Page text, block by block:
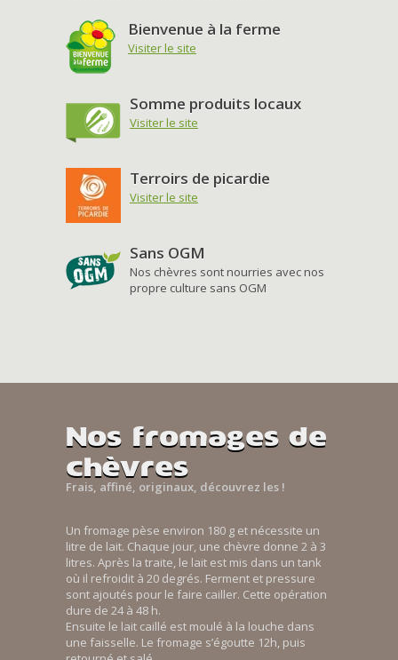
Bienvenue à la ferme
Visiter le site
Somme produits locaux
Visiter le site
Terroirs de picardie
Visiter le site
Sans OGM
Nos chèvres sont nourries avec nos
propre culture sans OGM
Nos fromages de
chèvres
Frais, affiné, originaux, découvrez les !
Un fromage pèse environ 180 g et nécessite un
litre de lait. Chaque jour, une chèvre donne 2 à 3
litres. Après la traite, le lait est mis dans un tank
où il refroidit à 20 degrés. Ferment et pressure
sont ajoutés pour le faire cailler. Cette opération
dure de 24 à 48 h.
Ensuite le lait caillé est moulé à la louche dans
une faisselle. Le fromage s’égoutte 12h, puis